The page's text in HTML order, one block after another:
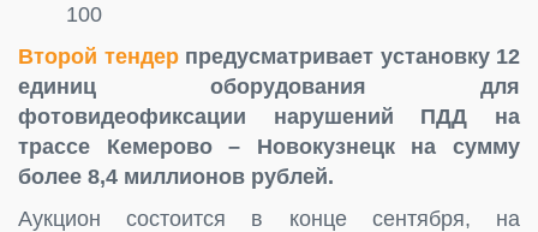
100
Второй тендерпредусматривает установку 12
единиц оборудования для
фотовидеофиксации нарушений ПДД на
трассе Кемерово – Новокузнецк на сумму
более 8,4 миллионов рублей.
Аукцион состоится в конце сентября, на